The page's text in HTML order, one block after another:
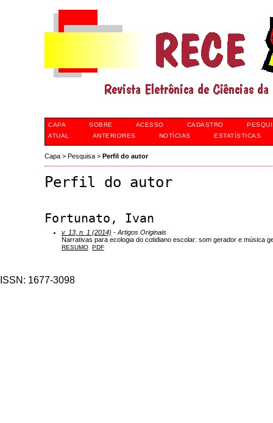
CAPA SOBRE ACESSO CADASTRO
ATUAL
ANTERIORES NOTÍCIAS ESTATÍSTICAS
Capa > Pesquisa > Perfil do autor
Perfil do autor
Fortunato, Ivan
v. 13, n. 1 (2014) - Artigos Originais
Narrativas para ecologia do cotidiano escolar: som gerador e música
RESUMO PDF
ISSN: 1677-3098